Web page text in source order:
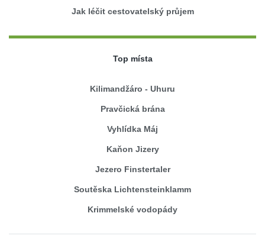
Jak léčit cestovatelský průjem
Top místa
Kilimandžáro - Uhuru
Pravčická brána
Vyhlídka Máj
Kaňon Jizery
Jezero Finstertaler
Soutěska Lichtensteinklamm
Krimmelské vodopády